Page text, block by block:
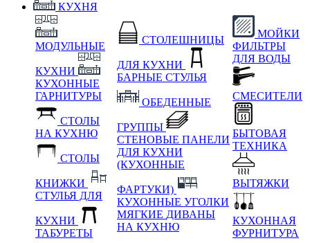
КУХНЯ
МОДУЛЬНЫЕ
КУХНИ
КУХОННЫЕ
ГАРНИТУРЫ
СТОЛЫ
НА КУХНЮ
СТОЛЫ
КНИЖКИ
СТУЛЬЯ ДЛЯ
КУХНИ
ТАБУРЕТЫ
СТОЛЕШНИЦЫ
ДЛЯ КУХНИ
БАРНЫЕ СТУЛЬЯ
ОБЕДЕННЫЕ
ГРУППЫ
СТЕНОВЫЕ ПАНЕЛИ
ДЛЯ КУХНИ
(КУХОННЫЕ
ФАРТУКИ)
КУХОННЫЕ УГОЛКИ
МЯГКИЕ ДИВАНЫ
НА КУХНЮ
МОЙКИ
ФИЛЬТРЫ
ДЛЯ ВОДЫ
СМЕСИТЕЛИ
БЫТОВАЯ
ТЕХНИКА
ВЫТЯЖКИ
КУХОННАЯ
ФУРНИТУРА